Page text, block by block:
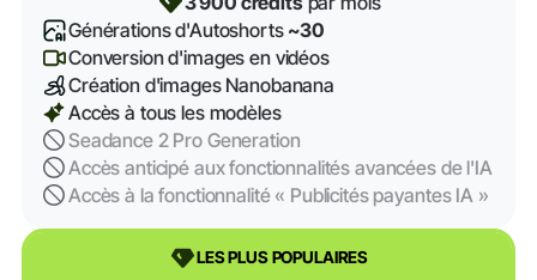
Générations d'Autoshorts ~30
Conversion d'images en vidéos
Création d'images Nanobanana
Accès à tous les modèles
Seadance 2 Pro Generation
Accès anticipé aux fonctionnalités avancées de l'IA
Accès à la fonctionnalité « Publicités payantes IA »
LES PLUS POPULAIRES